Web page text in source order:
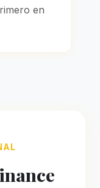
en